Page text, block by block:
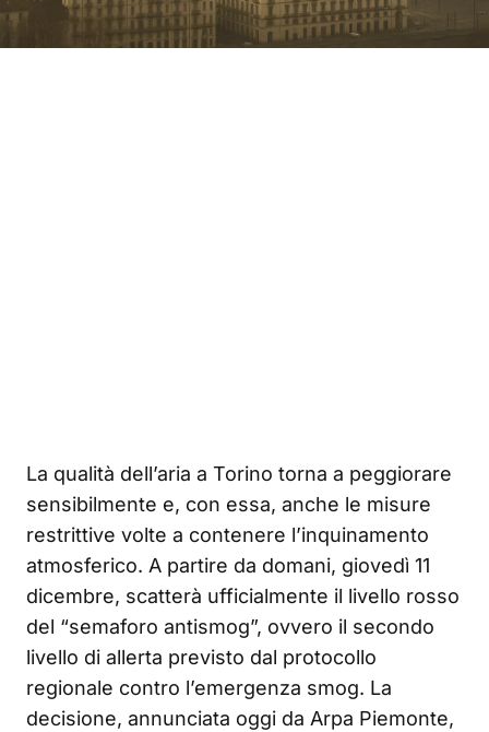
La qualità dell’aria a Torino torna a peggiorare
sensibilmente e, con essa, anche le misure
restrittive volte a contenere l’inquinamento
atmosferico. A partire da domani, giovedì 11
dicembre, scatterà ufficialmente il livello rosso
del “semaforo antismog”, ovvero il secondo
livello di allerta previsto dal protocollo
regionale contro l’emergenza smog. La
decisione, annunciata oggi da Arpa Piemonte,